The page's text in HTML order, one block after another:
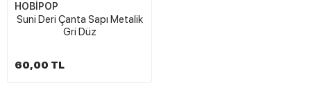
HOBİPOP
Suni Deri Çanta Sapı Metalik
Gri Düz
60,00 TL